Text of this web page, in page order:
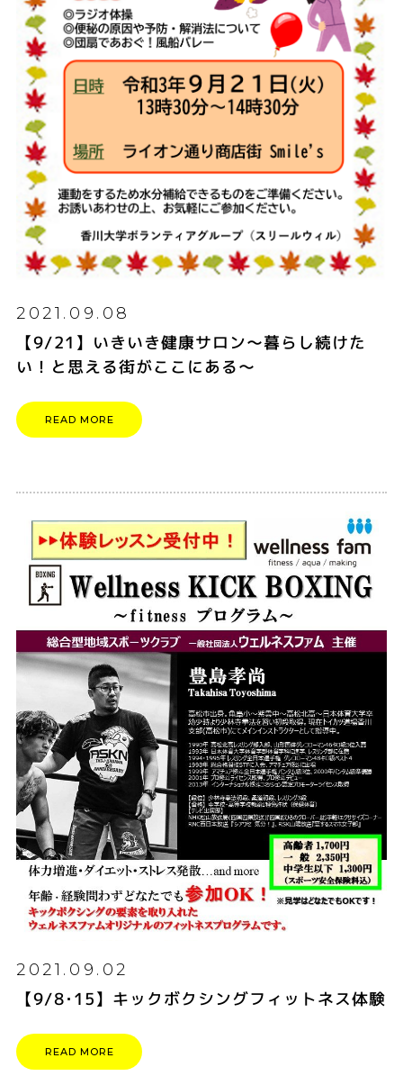
2021.09.08
【9/21】いきいき健康サロン～暮らし続けた
い！と思える街がここにある～
READ MORE
2021.09.02
【9/8･15】キックボクシングフィットネス体験
READ MORE